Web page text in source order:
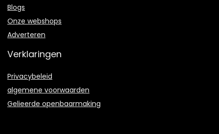
Blogs
Onze webshops
Adverteren
Verklaringen
Privacybeleid
algemene voorwaarden
Gelieerde openbaarmaking